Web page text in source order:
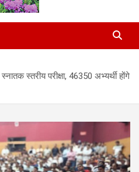
स्तरीय परीक्षा, 46350 अभ्यर्थी होंगे